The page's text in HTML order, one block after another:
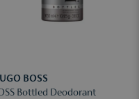
BOSS
Bottled Deodorant